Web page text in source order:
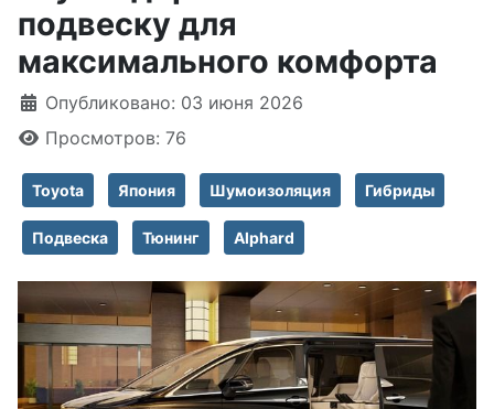
подвеску для
максимального комфорта
Информация о материале
Опубликовано: 03 июня 2026
Просмотров: 76
Toyota Япония Шумоизоляция Гибриды
Подвеска Тюнинг Alphard